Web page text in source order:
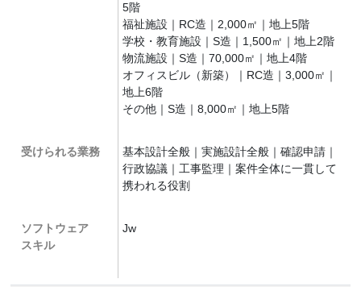
5階
福祉施設｜RC造｜2,000㎡｜地上5階
学校・教育施設｜S造｜1,500㎡｜地上2階
物流施設｜S造｜70,000㎡｜地上4階
オフィスビル（新築）｜RC造｜3,000㎡｜
地上6階
その他｜S造｜8,000㎡｜地上5階
受けられる業務
基本設計全般｜実施設計全般｜確認申請｜
行政協議｜工事監理｜案件全体に一貫して
携われる役割
ソフトウェア
スキル
Jw